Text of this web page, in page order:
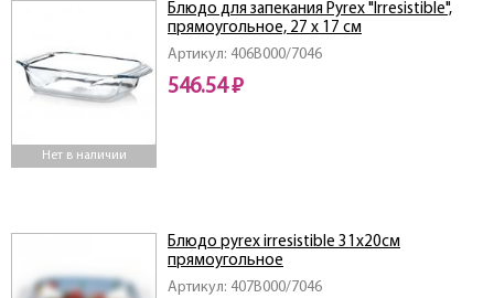
Нет в наличии
Артикул: 406B000/7046
Блюдо для запекания Pyrex "Irresistible",
прямоугольное, 27 х 17 см
546.54 ₽
Артикул: 407B000/7046
Блюдо pyrex irresistible 31х20см
прямоугольное